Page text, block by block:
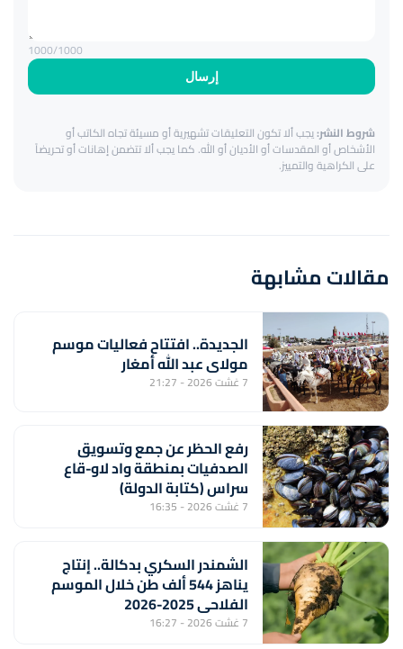
إرسال
1000/1000
شروط النشر:يجب ألا تكون التعليقات تشهيرية أو مسيئة تجاه الكاتب أو
الأشخاص أو المقدسات أو الأديان أو الله. كما يجب ألا تتضمن إهانات أو تحريضاً
على الكراهية والتمييز.
مقالات مشابهة
الجديدة.. افتتاح فعاليات موسم
مولاي عبد الله أمغار
7 غشت 2026 - 21:27
رفع الحظر عن جمع وتسويق
الصدفيات بمنطقة واد لاو-قاع
سراس (كتابة الدولة)
7 غشت 2026 - 16:35
الشمندر السكري بدكالة.. إنتاج
يناهز 544 ألف طن خلال الموسم
الفلاحي 2025-2026
7 غشت 2026 - 16:27